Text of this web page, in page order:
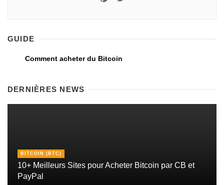
GUIDE
Comment acheter du Bitcoin
DERNIÈRES NEWS
BITCOIN (BTC)
10+ Meilleurs Sites pour Acheter Bitcoin par CB et
PayPal